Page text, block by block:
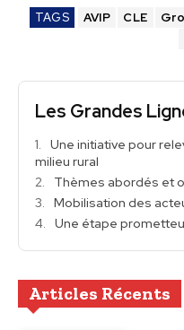
TAGS AVIP CLE
Les Grandes
Une initiative pour
milieu rural
Thèmes abordés et
Mobilisation des
Une étape
Articles Récents